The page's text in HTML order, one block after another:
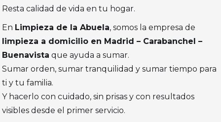
Resta calidad de vida en tu hogar.
En Limpieza de la Abuela, somos la empresa de
limpieza a domicilio en Madrid – Carabanchel –
Buenavista que ayuda a sumar.
Sumar orden, sumar tranquilidad y sumar tiempo para
ti y tu familia.
Y hacerlo con cuidado, sin prisas y con resultados
visibles desde el primer servicio.